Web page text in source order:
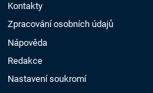
Kontakty
Zpracování osobních údajů
Nápověda
Redakce
Nastavení soukromí